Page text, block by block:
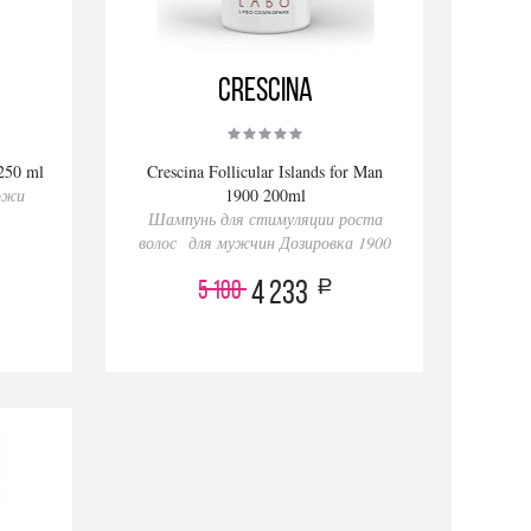
ml
Crescina
Crescina Follicular Islands for Man
1900 200ml
Шампунь для стимуляции роста
волос для мужчин Дозировка 1900
5 100 4 233 a